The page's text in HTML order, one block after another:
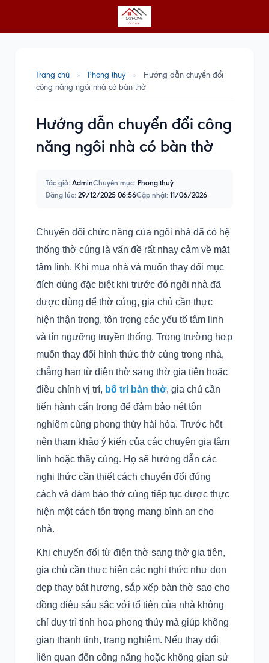
Trang chủ » Phong thuỷ »
Hướng dẫn chuyển đổi
công năng ngôi nhà có bàn thờ
Hướng dẫn chuyển đổi công
năng ngôi nhà có bàn thờ
Tác giả: AdminChuyên mục: Phong thuỷ
Đăng lúc: 29/12/2025 06:56Cập nhật: 11/06/2026
Chuyển đổi chức năng của ngôi nhà đã có hệ
thống thờ cúng là vấn đề rất nhạy cảm về mặt
tâm linh. Khi mua nhà và muốn thay đổi mục
đích dùng đặc biệt khi trước đó ngôi nhà đã
được dùng để thờ cúng, gia chủ cần thực
hiện thận trọng, tôn trọng các yếu tố tâm linh
và tín ngưỡng truyền thống. Trong trường hợp
muốn thay đổi hình thức thờ cúng trong nhà,
chẳng hạn từ điện thờ sang thờ gia tiên hoặc
điều chỉnh vị trí, bố trí bàn thờ, gia chủ cần
tiến hành cẩn trọng để đảm bảo nét tôn
nghiêm cùng phong thủy hài hòa. Trước hết
nên tham khảo ý kiến của các chuyên gia tâm
linh hoặc thầy cúng. Họ sẽ hướng dẫn các
nghi thức cần thiết cách chuyển đổi đúng
cách và đảm bảo thờ cúng tiếp tục được thực
hiện một cách tôn trọng mang bình an cho
nhà.
Khi chuyển đổi từ điện thờ sang thờ gia tiên,
gia chủ cần thực hiện các nghi thức như dọn
dẹp thay bát hương, sắp xếp bàn thờ sao cho
đồng điệu sâu sắc với tổ tiên của nhà không
chỉ duy trì tinh hoa phong thủy mà giúp không
gian thanh tịnh, trang nghiêm. Nếu thay đổi
liên quan đến công năng hoặc không gian sử